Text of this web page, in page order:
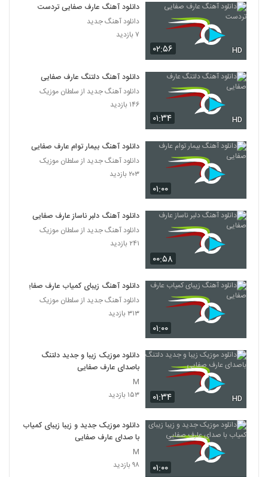
۰۲:۵۶ HD
دانلود آهنگ عارف صفایی تردست
دانلود آهنگ جدید
۷ بازدید
۰۱:۳۴ HD
دانلود آهنگ دلتنگ عارف صفایی
دانلود آهنگ جدید از سلطان موزیک
۱۴۶ بازدید
۰۱:۰۰
دانلود آهنگ بیمار توام عارف صفایی
دانلود آهنگ جدید از سلطان موزیک
۲۰۳ بازدید
۰۰:۵۸
دانلود آهنگ دلبر ناساز عارف صفایی
دانلود آهنگ جدید از سلطان موزیک
۲۴۱ بازدید
۰۱:۰۰
دانلود آهنگ زیبای کمیاب عارف صفایی
دانلود آهنگ جدید از سلطان موزیک
۳۱۳ بازدید
۰۱:۳۴ HD
دانلود موزیک زیبا و جدید دلتنگ
باصدای عارف صفایی
M
۱۵۳ بازدید
۰۱:۰۰
دانلود موزیک جدید و زیبا زیبای کمیاب
با صدای عارف صفایی
M
۹۸ بازدید